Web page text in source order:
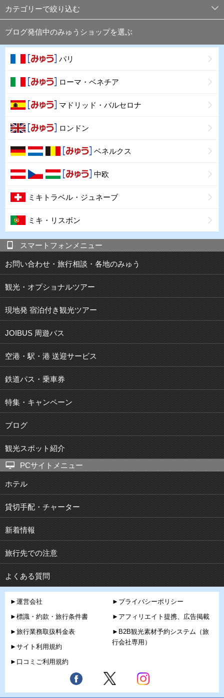
カテゴリーで絞り込む
ブログ発信中のみゅうショップを選ぶ
パリ
ローマ・ベネチア
マドリッド・バルセロナ
ロンドン
ベネルクス
中欧
ミキトラベル・ジュネーブ
ミキ・リスボン
スマートフォンメニュー
お問い合わせ・旅行相談・各地のみゅう
観光・オプショナルツアー
現地発 宿泊付き観光ツアー
JOIBUS 周遊バス
空港・駅・港 送迎サービス
鉄道パス・乗車券
特集・キャンペーン
ブログ
観光スポット紹介
PCサイトメニュー
ホテル
貸切手配・チャーター
新着情報
旅行先での注意
よくある質問
►運営会社
►標識・約款・旅行条件書
►旅行業務取扱料金表
►サイト利用規約
►口コミご利用規約
►プライバシーポリシー
►アフィリエイト提携、広告掲載
►B2B観光素材予約システム（旅
行会社専用）